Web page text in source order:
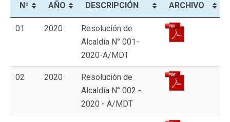
Nº
AÑO DESCRIPCIÓN ARCHIVO
01 2020
Resolución de
Alcaldía N° 001-
2020-A/MDT
02 2020
Resolución de
Alcaldía N° 002 -
2020 - A/MDT